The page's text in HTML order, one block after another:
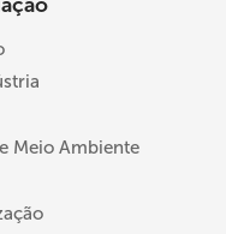
Meio Ambiente